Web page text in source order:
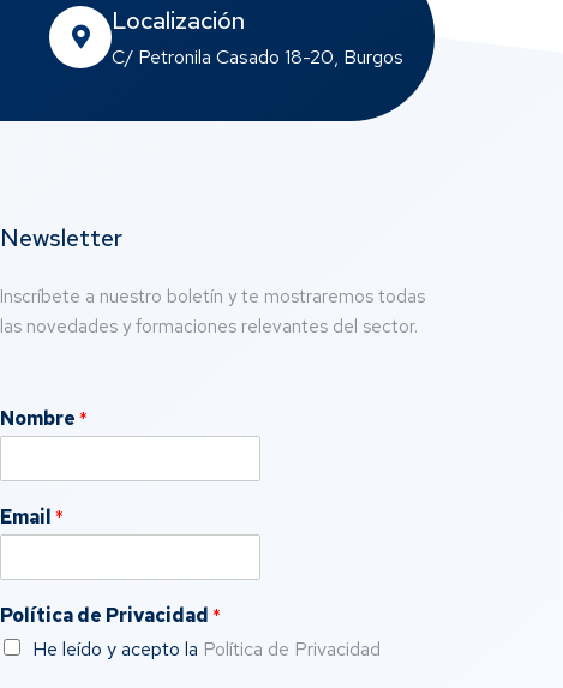
Localización
C/ Petronila Casado 18-20, Burgos
Newsletter
Inscríbete a nuestro boletín y te mostraremos todas
las novedades y formaciones relevantes del sector.
Nombre*
Email*
Política de Privacidad*
He leído y acepto la Política de Privacidad